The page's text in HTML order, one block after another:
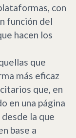
con
función del
hacen los
que
más eficaz
que, en
en una página
la que
base a